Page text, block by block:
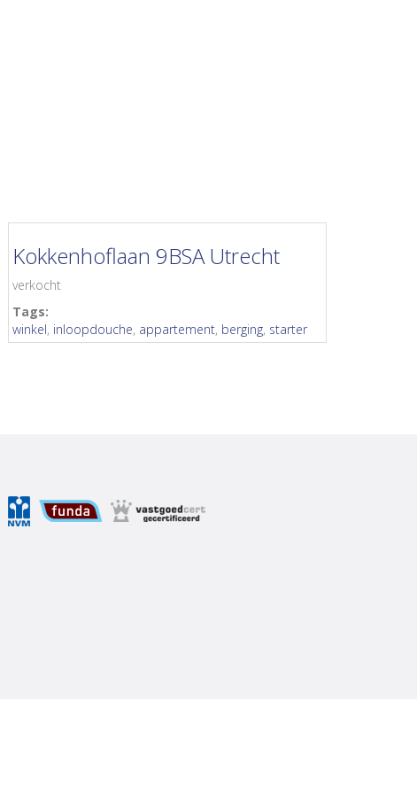
Kokkenhoflaan 9BSA Utrecht
verkocht
Tags:
winkel, inloopdouche, appartement, berging, starter